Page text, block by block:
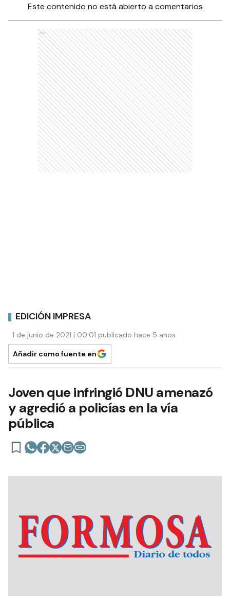
Este contenido no está abierto a comentarios
Ads
EDICIÓN IMPRESA
1 de junio de 2021 | 00:01 publicado hace 5 años
Añadir como fuente en
Joven que infringió DNU amenazó
y agredió a policías en la vía
pública